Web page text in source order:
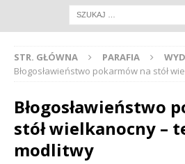
STR. GŁÓWNA PARAFIA
Błogosławieństwo pokarmów na stół
Błogosławieństwo
stół wielkanocny –
modlitwy